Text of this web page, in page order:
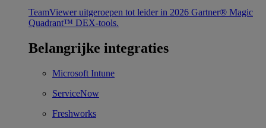
TeamViewer uitgeroepen tot leider in 2026 Gartner® Magic
Quadrant™ DEX-tools.
Belangrijke integraties
Microsoft Intune
ServiceNow
Freshworks